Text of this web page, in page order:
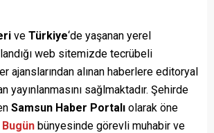
ve Türkiye‘de yaşanan yerel
web sitemizde tecrübeli
ajanslarından alınan haberlere editoryal
yayınlanmasını sağlmaktadır. Şehirde
Samsun Haber Portalı olarak öne
bünyesinde görevli muhabir ve